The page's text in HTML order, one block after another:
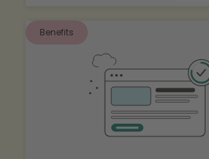
Benefits